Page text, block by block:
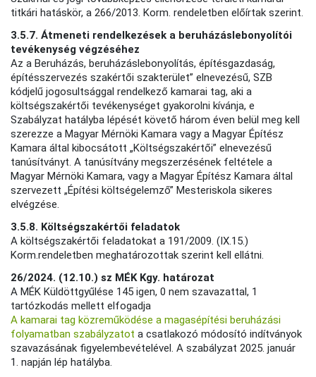
titkári hatáskör, a 266/2013. Korm. rendeletben előírtak szerint.
3.5.7. Átmeneti rendelkezések a beruházáslebonyolítói
tevékenység végzéséhez
Az a Beruházás, beruházáslebonyolítás, építésgazdaság,
építésszervezés szakértői szakterület” elnevezésű, SZB
kódjelű jogosultsággal rendelkező kamarai tag, aki a
költségszakértői tevékenységet gyakorolni kívánja, e
Szabályzat hatályba lépését követő három éven belül meg kell
szerezze a Magyar Mérnöki Kamara vagy a Magyar Építész
Kamara által kibocsátott „Költségszakértői” elnevezésű
tanúsítványt. A tanúsítvány megszerzésének feltétele a
Magyar Mérnöki Kamara, vagy a Magyar Építész Kamara által
szervezett „Építési költségelemző” Mesteriskola sikeres
elvégzése.
3.5.8. Költségszakértői feladatok
A költségszakértői feladatokat a 191/2009. (IX.15.)
Korm.rendeletben meghatározottak szerint kell ellátni.
26/2024. (12.10.) sz MÉK Kgy. határozat
A MÉK Küldöttgyűlése 145 igen, 0 nem szavazattal, 1
tartózkodás mellett elfogadja
A kamarai tag közreműködése a magasépítési beruházási
folyamatban szabályzatot a csatlakozó módosító indítványok
szavazásának figyelembevételével. A szabályzat 2025. január
1. napján lép hatályba.